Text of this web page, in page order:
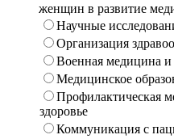
женщин в развитие
Научные
Организация
Военная медицина и
Медицинское
Профилактическая
здоровье
Коммуникация с